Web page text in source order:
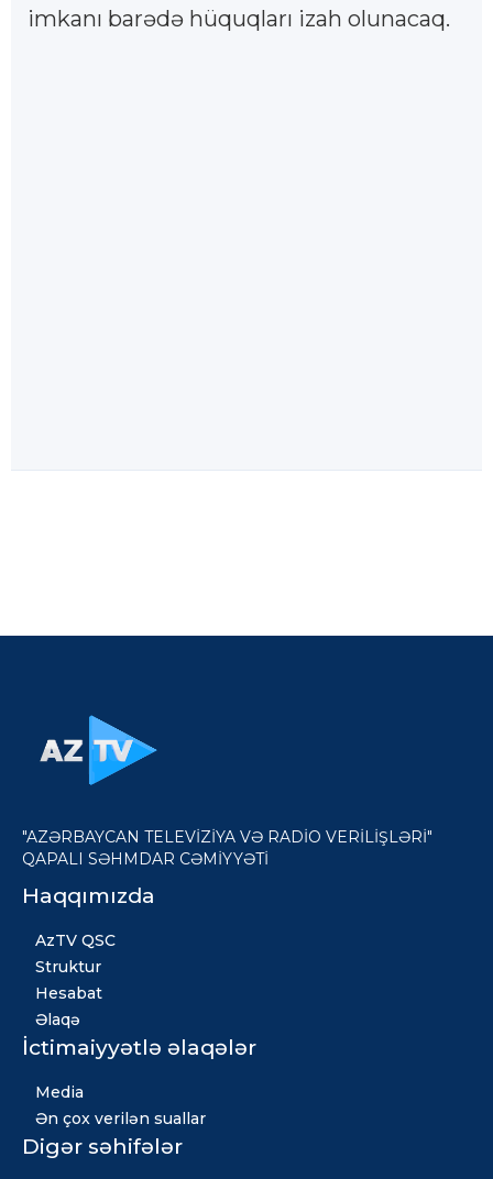
imkanı barədə hüquqları izah olunacaq.
"AZƏRBAYCAN TELEVİZİYA VƏ RADİO VERİLİŞLƏRİ"
QAPALI SƏHMDAR CƏMİYYƏTİ
Haqqımızda
AzTV QSC
Struktur
Hesabat
Əlaqə
İctimaiyyətlə əlaqələr
Media
Ən çox verilən suallar
Digər səhifələr